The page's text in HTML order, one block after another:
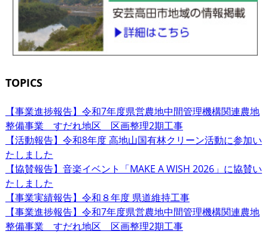
TOPICS
【事業進捗報告】令和7年度県営農地中間管理機構関連農地
整備事業 すだれ地区 区画整理2期工事
【活動報告】令和8年度 高地山国有林クリーン活動に参加い
たしました
【協賛報告】音楽イベント「MAKE A WISH 2026」に協賛い
たしました
【事業実績報告】令和８年度 県道維持工事
【事業進捗報告】令和7年度県営農地中間管理機構関連農地
整備事業 すだれ地区 区画整理2期工事